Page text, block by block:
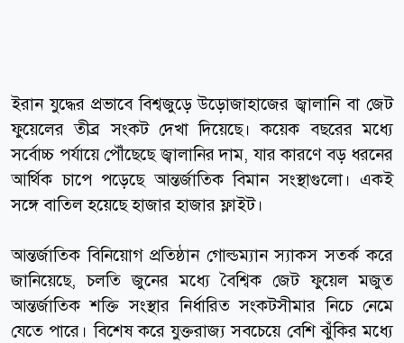
ইরান যুদ্ধের প্রভাবে বিশ্বজুড়ে উড়োজাহাজের জ্বালানি বা জেট
ফুয়েলের তীব্র সংকট দেখা দিয়েছে। কয়েক বছরের মধ্যে
সর্বোচ্চ পর্যায়ে পৌঁছেছে জ্বালানির দাম, যার কারণে বড় ধরনের
আর্থিক চাপে পড়েছে আন্তর্জাতিক বিমান সংস্থাগুলো। একই
সঙ্গে বাতিল হয়েছে হাজার হাজার ফ্লাইট।
আন্তর্জাতিক বিনিয়োগ প্রতিষ্ঠান গোল্ডম্যান স্যাকস সতর্ক করে
জানিয়েছে, চলতি জুনের মধ্যে বৈশ্বিক জেট ফুয়েল মজুত
আন্তর্জাতিক শক্তি সংস্থার নির্ধারিত সংকটসীমার নিচে নেমে
যেতে পারে। বিশেষ করে যুক্তরাজ্য সবচেয়ে বেশি ঝুঁকির মধ্যে